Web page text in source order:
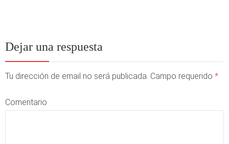
Dejar una respuesta
Tu dirección de email no será publicada. Campo requerido *
Comentario